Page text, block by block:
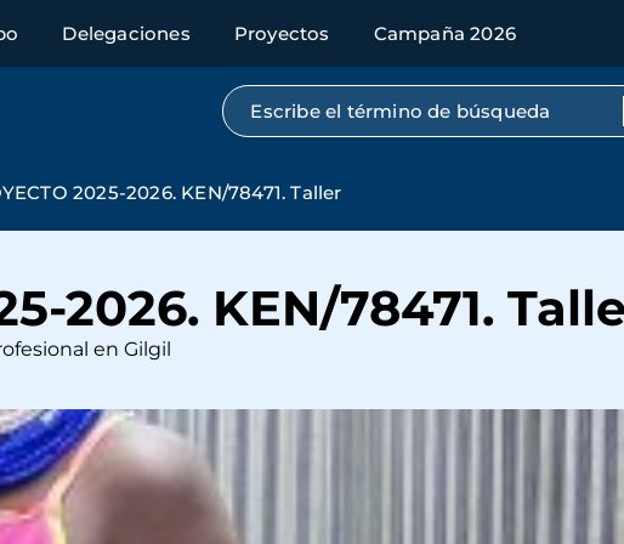
Delegaciones Proyectos Campaña 2026
Búsqueda por texto completo
2025-2026. KEN/78471. Taller
2026. KEN/78471.
en Gilgil